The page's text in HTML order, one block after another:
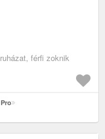
férfi zoknik